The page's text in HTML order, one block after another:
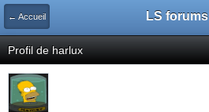
← Accueil LS forums
Profil de harlux